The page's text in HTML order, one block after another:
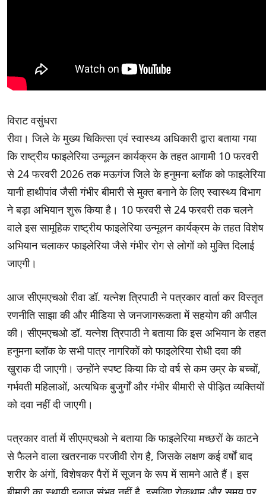
विराट वसुंधरा
रीवा। जिले के मुख्य चिकित्सा एवं स्वास्थ्य अधिकारी द्वारा बताया गया
कि राष्ट्रीय फाइलेरिया उन्मूलन कार्यक्रम के तहत आगामी 10 फरवरी
से 24 फरवरी 2026 तक मऊगंज जिले के हनुमना ब्लॉक को फाइलेरिया
यानी हाथीपांव जैसी गंभीर बीमारी से मुक्त बनाने के लिए स्वास्थ्य विभाग
ने बड़ा अभियान शुरू किया है। 10 फरवरी से 24 फरवरी तक चलने
वाले इस सामूहिक राष्ट्रीय फाइलेरिया उन्मूलन कार्यक्रम के तहत विशेष
अभियान चलाकर फाइलेरिया जैसे गंभीर रोग से लोगों को मुक्ति दिलाई
जाएगी।
आज सीएमएचओ रीवा डॉ. यत्नेश त्रिपाठी ने पत्रकार वार्ता कर विस्तृत
रणनीति साझा की और मीडिया से जनजागरूकता में सहयोग की अपील
की। सीएमएचओ डॉ. यत्नेश त्रिपाठी ने बताया कि इस अभियान के तहत
हनुमना ब्लॉक के सभी पात्र नागरिकों को फाइलेरिया रोधी दवा की
खुराक दी जाएगी। उन्होंने स्पष्ट किया कि दो वर्ष से कम उम्र के बच्चों,
गर्भवती महिलाओं, अत्यधिक बुजुर्गों और गंभीर बीमारी से पीड़ित व्यक्तियों
को दवा नहीं दी जाएगी।
पत्रकार वार्ता में सीएमएचओ ने बताया कि फाइलेरिया मच्छरों के काटने
से फैलने वाला खतरनाक परजीवी रोग है, जिसके लक्षण कई वर्षों बाद
शरीर के अंगों, विशेषकर पैरों में सूजन के रूप में सामने आते हैं। इस